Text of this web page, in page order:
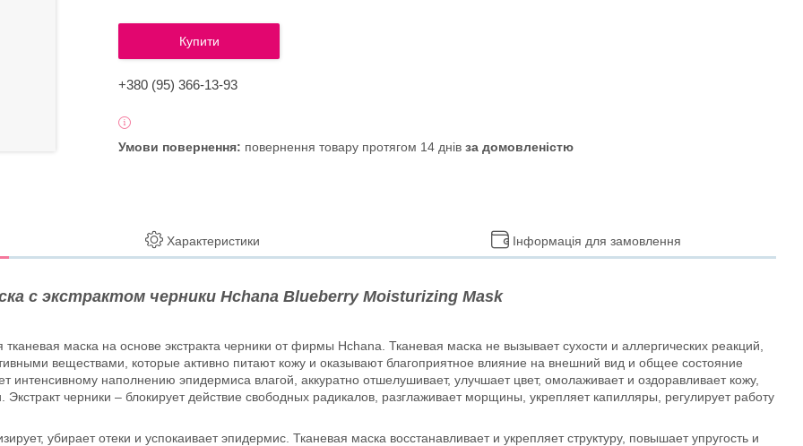
Купити
+380 (95) 366-13-93
повернення товару протягом 14 днів за домовленістю
Характеристики Інформація для замовлення
с экстрактом черники Hchana Blueberry Moisturizing Mask
маска на основе экстракта черники от фирмы Hchana. Тканевая маска не вызывает сухости и аллергических реакций,
веществами, которые активно питают кожу и оказывают благоприятное влияние на внешний вид и общее состояние
интенсивному наполнению эпидермиса влагой, аккуратно отшелушивает, улучшает цвет, омолаживает и оздоравливает кожу,
черники – блокирует действие свободных радикалов, разглаживает морщины, укрепляет капилляры, регулирует работу
убирает отеки и успокаивает эпидермис. Тканевая маска восстанавливает и укрепляет структуру, повышает упругость и